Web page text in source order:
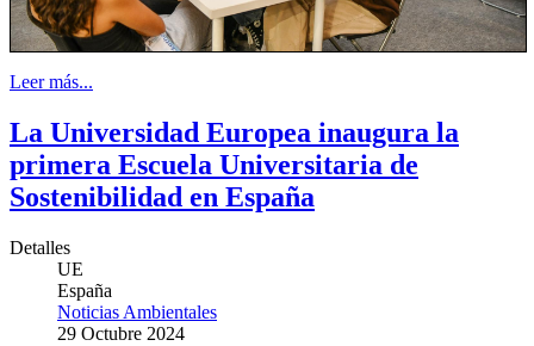
Leer más...
La Universidad Europea inaugura la
primera Escuela Universitaria de
Sostenibilidad en España
Detalles
UE
España
Noticias Ambientales
29 Octubre 2024